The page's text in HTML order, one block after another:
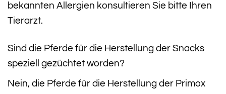
bekannten Allergien konsultieren Sie bitte Ihren
Tierarzt.
Sind die Pferde für die Herstellung der Snacks
speziell gezüchtet worden?
Nein, die Pferde für die Herstellung der Primox